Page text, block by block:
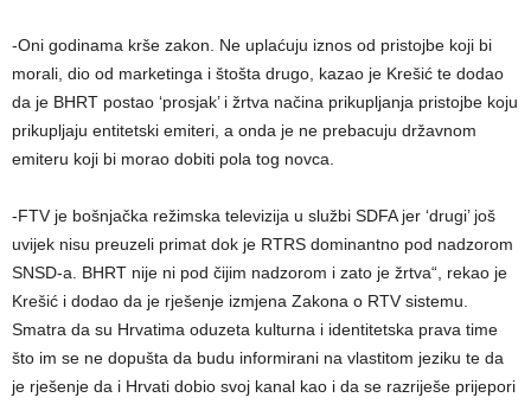
-Oni godinama krše zakon. Ne uplaćuju iznos od pristojbe koji bi
morali, dio od marketinga i štošta drugo, kazao je Krešić te dodao
da je BHRT postao ‘prosjak’ i žrtva načina prikupljanja pristojbe koju
prikupljaju entitetski emiteri, a onda je ne prebacuju državnom
emiteru koji bi morao dobiti pola tog novca.
-FTV je bošnjačka režimska televizija u službi SDFA jer ‘drugi’ još
uvijek nisu preuzeli primat dok je RTRS dominantno pod nadzorom
SNSD-a. BHRT nije ni pod čijim nadzorom i zato je žrtva“, rekao je
Krešić i dodao da je rješenje izmjena Zakona o RTV sistemu.
Smatra da su Hrvatima oduzeta kulturna i identitetska prava time
što im se ne dopušta da budu informirani na vlastitom jeziku te da
je rješenje da i Hrvati dobio svoj kanal kao i da se razriješe prijepori